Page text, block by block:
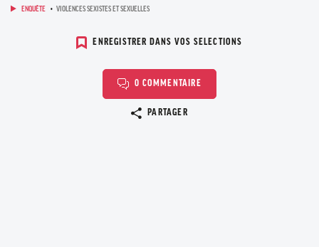
ENQUÊTE VIOLENCES SEXISTES ET SEXUELLES
ENREGISTRER DANS VOS SELECTIONS
0 COMMENTAIRE
PARTAGER